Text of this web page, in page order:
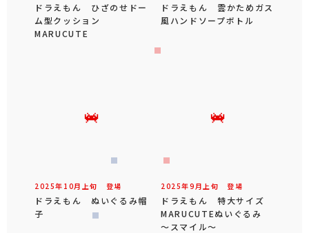
ドラえもん ひざのせドー
ム型クッション
MARUCUTE
ドラえもん 雲かためガス
風ハンドソープボトル
2025年 10月 上旬 登場
ドラえもん ぬいぐるみ帽
子
2025年9 月 上旬 登場
ドラえもん 特大サイズ
MARUCUTEぬいぐるみ
～スマイル～